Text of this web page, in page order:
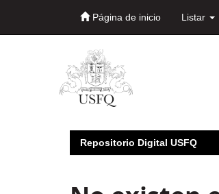
Página de inicio Listar
Repositorio Digital USFQ